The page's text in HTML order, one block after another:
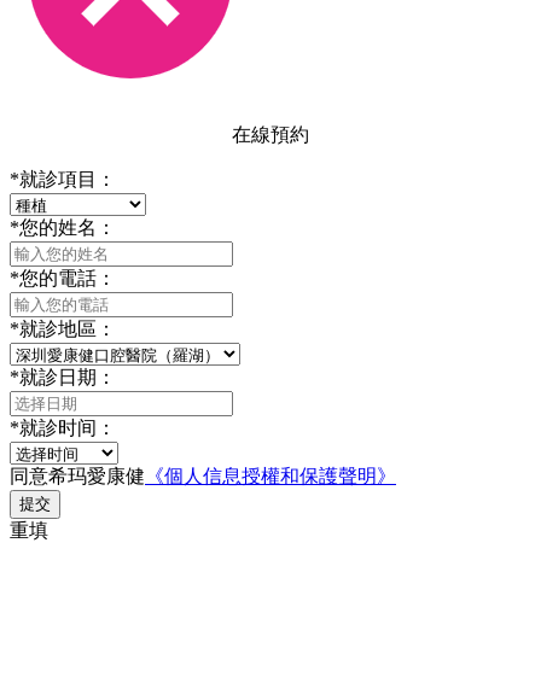
在線預約
*就診項目：
*您的姓名：
*您的電話：
*就診地區：
*就診日期：
*就診时间：
同意希玛愛康健 《個人信息授權和保護聲明》
提交
重填